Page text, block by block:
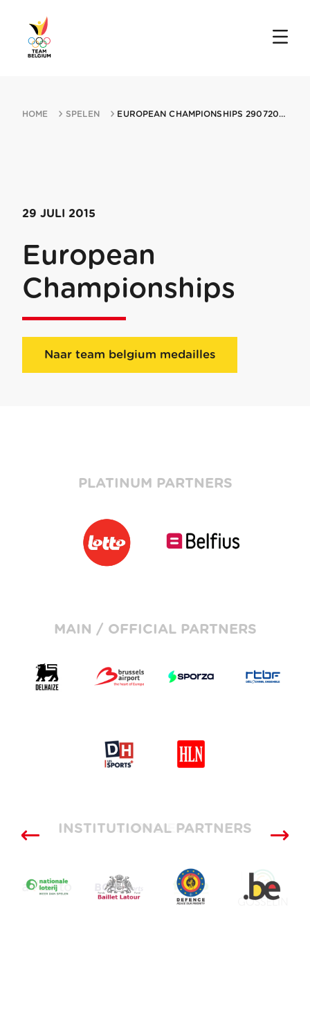
HOME SPELEN EUROPEAN CHAMPIONSHIPS 29072015 MARIBOR
29 JULI 2015
European
Championships
Naar team belgium medailles
PLATINUM PARTNERS
MAIN / OFFICIAL PARTNERS
SUPPLIERS
INSTITUTIONAL PARTNERS